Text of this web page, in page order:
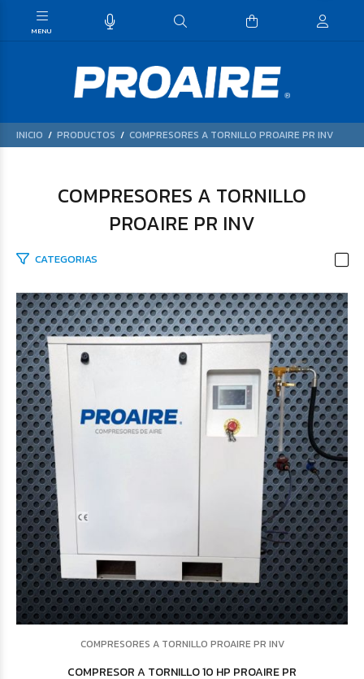
INICIO PRODUCTOS COMPRESORES A TORNILLO PROAIRE PR INV
COMPRESORES A TORNILLO
PROAIRE PR INV
CATEGORIAS
COMPRESORES A TORNILLO PROAIRE PR INV
COMPRESOR A TORNILLO 10 HP PROAIRE PR